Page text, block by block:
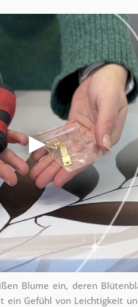
Blume ein, deren
Gefühl von Leichtigkeit